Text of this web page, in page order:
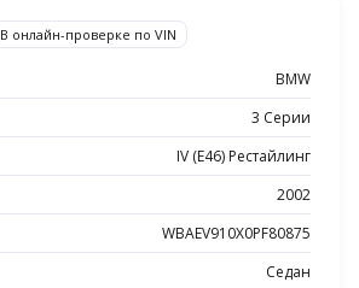
В онлайн-проверке по VIN
BMW
3 Серии
IV (E46) Рестайлинг
2002
WBAEV910X0PF80875
Седан